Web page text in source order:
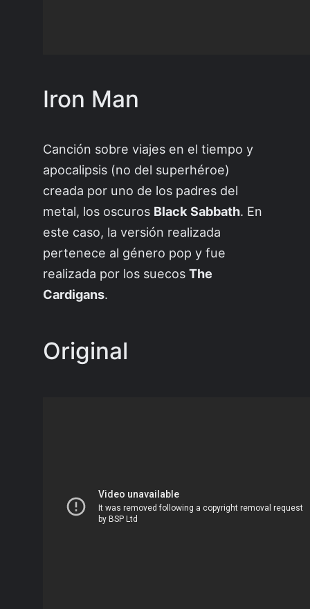
Iron Man
Canción sobre viajes en el tiempo y
apocalipsis (no del superhéroe)
creada por uno de los padres del
metal, los oscuros Black Sabbath. En
este caso, la versión realizada
pertenece al género pop y fue
realizada por los suecosThe
Cardigans.
Original